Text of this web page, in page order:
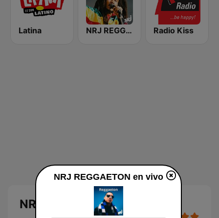
Latina NRJ REGGAE Radio Kiss
NRJ REGGAETON
NRJ REGGAETON en vivo